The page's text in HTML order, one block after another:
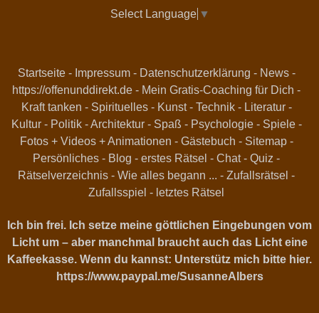
Select Language ▼
Startseite- Impressum- Datenschutzerklärung - News-
https://offenunddirekt.de - Mein Gratis-Coaching für Dich -
Kraft tanken - Spirituelles- Kunst- Technik- Literatur-
Kultur- Politik-Architektur- Spaß - Psychologie- Spiele-
Fotos + Videos + Animationen - Gästebuch - Sitemap-
Persönliches - Blog - erstes Rätsel - Chat- Quiz -
Rätselverzeichnis - Wie alles begann ... - Zufallsrätsel -
Zufallsspiel - letztes Rätsel
Ich bin frei. Ich setze meine göttlichen Eingebungen vom
Licht um – aber manchmal braucht auch das Licht eine
Kaffeekasse. Wenn du kannst: Unterstütz mich bitte hier.
https://www.paypal.me/SusanneAlbers